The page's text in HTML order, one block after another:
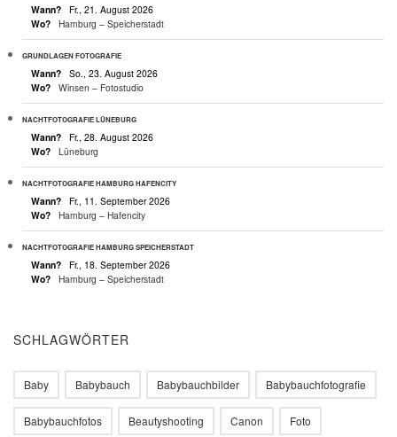
Wann?
Fr., 21. August 2026
Wo?
Hamburg – Speicherstadt
GRUNDLAGEN FOTOGRAFIE
Wann?
So., 23. August 2026
Wo?
Winsen – Fotostudio
NACHTFOTOGRAFIE LÜNEBURG
Wann?
Fr., 28. August 2026
Wo?
Lüneburg
NACHTFOTOGRAFIE HAMBURG HAFENCITY
Wann?
Fr., 11. September 2026
Wo?
Hamburg – Hafencity
NACHTFOTOGRAFIE HAMBURG SPEICHERSTADT
Wann?
Fr., 18. September 2026
Wo?
Hamburg – Speicherstadt
SCHLAGWÖRTER
Baby Babybauch Babybauchbilder Babybauchfotografie
Babybauchfotos Beautyshooting Canon Foto